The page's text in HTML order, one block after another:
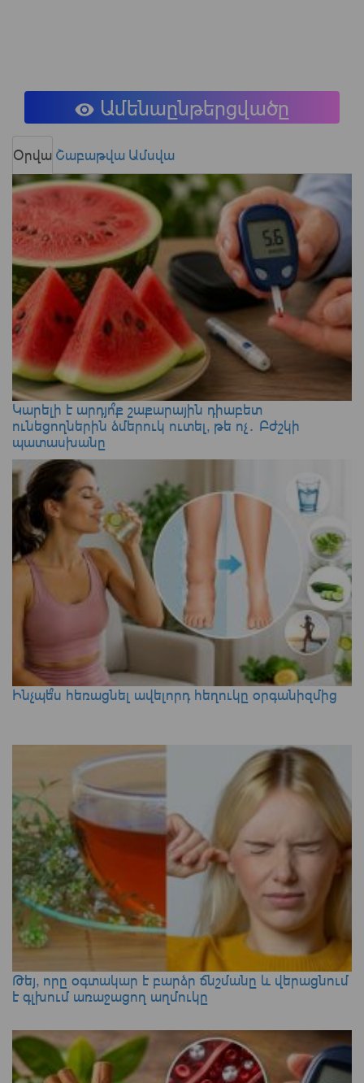
Ամենաընթերցվածը
Օրվա Շաբաթվա Ամսվա
Կարելի է արդյո՞ք շաքարային դիաբետ
ունեցողներին ձմերուկ ուտել, թե ոչ․ Բժշկի
պատասխանը
Ինչպե՞ս հեռացնել ավելորդ հեղուկը օրգանիզմից
Թեյ, որը օգտակար է բարձր ճնշմանը և վերացնում
է գլխում առաջացող աղմուկը